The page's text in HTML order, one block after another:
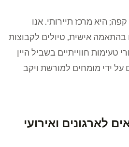
היא מרכז תיירותי. אנו
בהתאמה אישית, טיולים לקבוצות
טעימות חווייתיים בשביל היין
ידי מומחים למורשת ויקב
לארגונים ואירועי